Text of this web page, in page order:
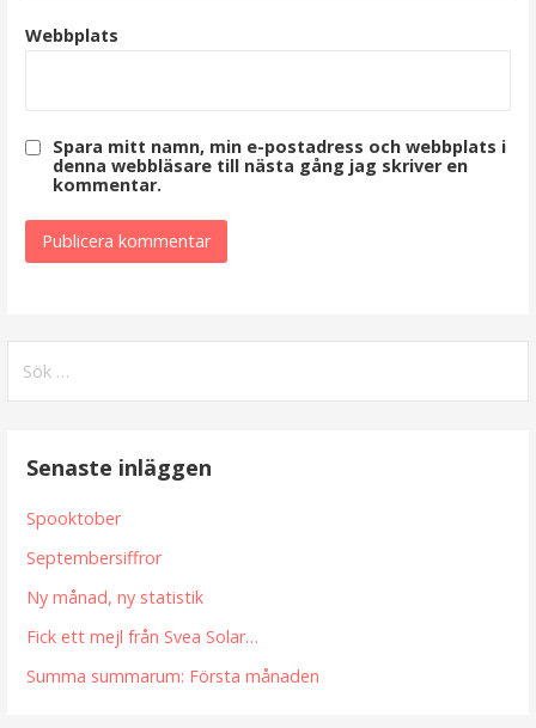
Webbplats
Spara mitt namn, min e-postadress och webbplats i
denna webbläsare till nästa gång jag skriver en
kommentar.
efter:
Senaste inläggen
Spooktober
Septembersiffror
Ny månad, ny statistik
Fick ett mejl från Svea Solar…
Summa summarum: Första månaden